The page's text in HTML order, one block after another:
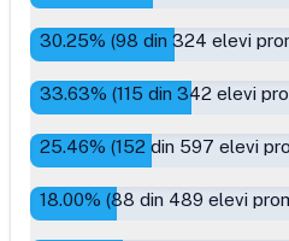
30.25% (98 din 324 elevi
33.63% (115 din 342 elevi
25.46% (152 din 597 elevi
18.00% (88 din 489 elevi